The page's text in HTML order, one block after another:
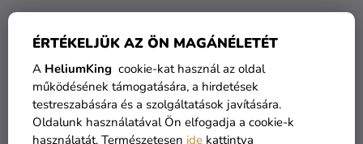
ÉRTÉKELJÜK AZ ÖN MAGÁNÉLETÉT
A HeliumKing cookie-kat használ az oldal
működésének támogatására, a hirdetések
testreszabására és a szolgáltatások javítására.
Oldalunk használatával Ön elfogadja a cookie-k
használatát. Természetesen ide kattintva
2 075 Ft
KOSÁRBA
2 090 Ft
KOSÁRBA
KIÁRUSÍTÁS